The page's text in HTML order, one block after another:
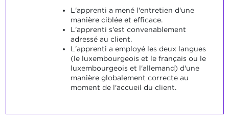
L'apprenti a mené l'entretien d'une
manière ciblée et efficace.
L'apprenti s'est convenablement
adressé au client.
L'apprenti a employé les deux langues
(le luxembourgeois et le français ou le
luxembourgeois et l'allemand) d'une
manière globalement correcte au
moment de l'accueil du client.